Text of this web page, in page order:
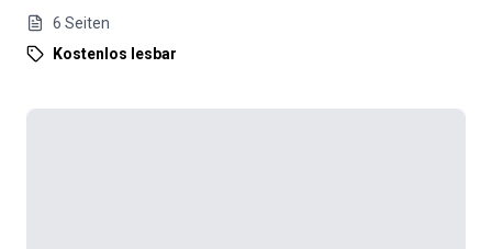
6 Seiten
Kostenlos lesbar